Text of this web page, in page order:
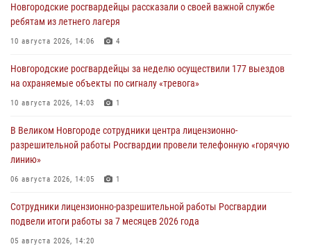
Новгородские росгвардейцы рассказали о своей важной службе
ребятам из летнего лагеря
10 августа 2026, 14:06 4
Новгородские росгвардейцы за неделю осуществили 177 выездов
на охраняемые объекты по сигналу «тревога»
10 августа 2026, 14:03 1
В Великом Новгороде сотрудники центра лицензионно-
разрешительной работы Росгвардии провели телефонную «горячую
линию»
06 августа 2026, 14:05 1
Сотрудники лицензионно-разрешительной работы Росгвардии
подвели итоги работы за 7 месяцев 2026 года
05 августа 2026, 14:20